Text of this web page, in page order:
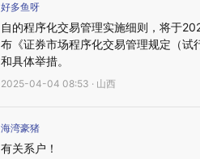
好多鱼呀
自的程序化交易管理实施细则，将于
布《证券市场程序化交易管理规定（试
和具体举措。
2025-04-04 08:53 · 山西
海湾豪猪
有关系户！